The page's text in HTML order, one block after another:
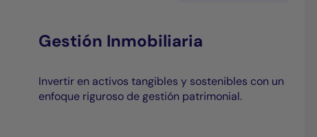
Gestión Inmobiliaria
Invertir en activos tangibles y sostenibles con un
enfoque riguroso de gestión patrimonial.